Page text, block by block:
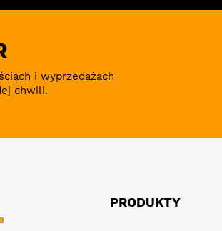
i wyprzedażach
chwili.
PRODUKTY